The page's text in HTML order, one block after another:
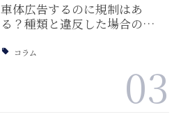
車体広告するのに規制はあ
る？種類と違反した場合の…
コラム
03